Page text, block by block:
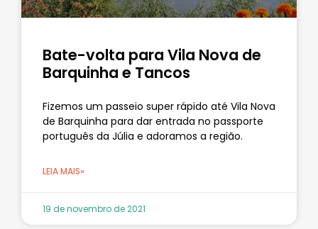
Bate-volta para Vila Nova de
Barquinha e Tancos
Fizemos um passeio super rápido até Vila Nova
de Barquinha para dar entrada no passporte
português da Júlia e adoramos a região.
LEIA MAIS»
19 de novembro de 2021